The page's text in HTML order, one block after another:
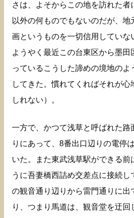
さは、よそからこの地を訪れた
以外の何ものでもないのだが、
画というものを一切信用していな
ようやく最近この台東区から墨
っているこうした諦めの境地の
してきた。慣れてくればそれが心
しれない）。
一方で、かつて浅草と呼ばれた路
りにあって、8番出口辺りの電停
いた。また東武浅草駅ができる前
うに吾妻橋西詰め交差点に接続し
の観音通り辺りから雷門通りに出
り、つまり馬道は、観音堂を迂